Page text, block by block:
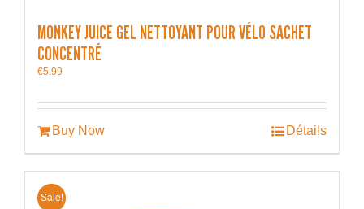
MONKEY JUICE GEL NETTOYANT POUR VÉLO SACHET
CONCENTRÉ
€5.99
Buy Now Détails
Sale!